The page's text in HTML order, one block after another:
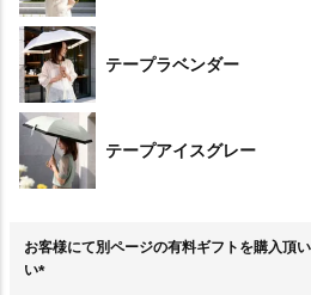
テープラベンダー
テープアイスグレー
お客様にて別ページの有料ギフトを購入頂
い